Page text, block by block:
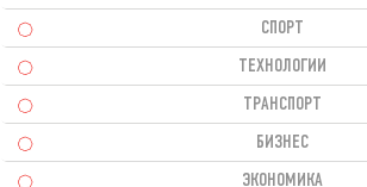
СПОРТ
ТЕХНОЛОГИИ
ТРАНСПОРТ
БИЗНЕС
ЭКОНОМИКА